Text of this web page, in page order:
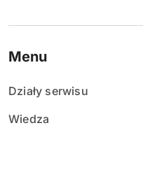
Menu
Działy serwisu
Wiedza